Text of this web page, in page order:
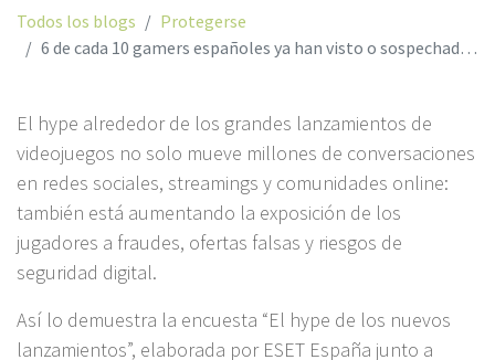
Todos los blogs
Protegerse
6 de cada 10 gamers españoles ya han visto o sospechado de una tienda falsa al buscar nuevos lanzamientos
El hype alrededor de los grandes lanzamientos de
videojuegos no solo mueve millones de conversaciones
en redes sociales, streamings y comunidades online:
también está aumentando la exposición de los
jugadores a fraudes, ofertas falsas y riesgos de
seguridad digital.
Así lo demuestra la encuesta “El hype de los nuevos
lanzamientos”, elaborada por ESET España junto a